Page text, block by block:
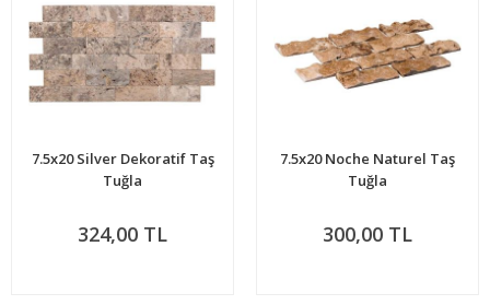
7.5x20 Silver Dekoratif Taş
Tuğla
324,00 TL
7.5x20 Noche Naturel Taş
Tuğla
300,00 TL